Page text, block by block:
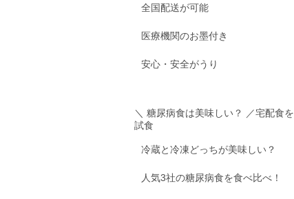
全国配送が可能
医療機関のお墨付き
安心・安全がうり
＼ 糖尿病食は美味しい？ ／宅配食を
試食
冷蔵と冷凍どっちが美味しい？
人気3社の糖尿病食を食べ比べ！